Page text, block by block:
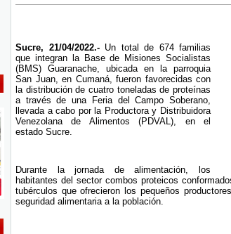
Sucre, 21/04/2022.-Un total de 674 familias
que integran la Base de Misiones Socialistas
(BMS) Guaranache, ubicada en la parroquia
San Juan, en Cumaná, fueron favorecidas con
la distribución de cuatro toneladas de proteínas
a través de una Feria del Campo Soberano,
llevada a cabo por la Productora y Distribuidora
Venezolana de Alimentos (PDVAL), en el
estado Sucre.
Durante la jornada de alimentación, los
habitantes del sector combos proteicos
tubérculos que ofrecieron los pequeños
seguridad alimentaria a la población.